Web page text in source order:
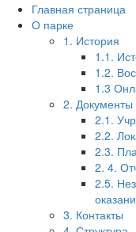
Главная страница
О парке
1. История
1.1.
1.2.
1.3
2. Документы
2.1.
2.2.
2.3.
2. 4.
2.5.
3. Контакты